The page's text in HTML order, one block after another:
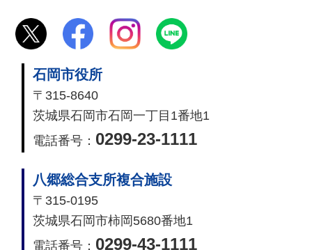
石岡市役所
〒315-8640
茨城県石岡市石岡一丁目1番地1
電話番号： 0299-23-1111
八郷総合支所複合施設
〒315-0195
茨城県石岡市柿岡5680番地1
電話番号： 0299-43-1111